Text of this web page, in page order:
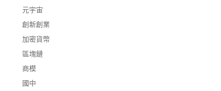
元宇宙
創新創業
加密貨幣
區塊鏈
商模
國中